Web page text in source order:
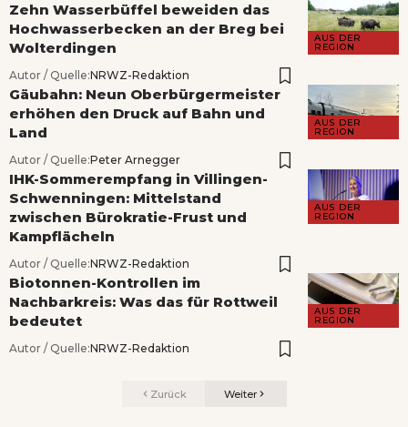
AUS DER
REGION
Zehn Wasserbüffel beweiden das
Hochwasserbecken an der Breg bei
Wolterdingen
Autor / Quelle:NRWZ-Redaktion
AUS DER
REGION
Gäubahn: Neun Oberbürgermeister
erhöhen den Druck auf Bahn und
Land
Autor / Quelle:Peter Arnegger
AUS DER
REGION
IHK-Sommerempfang in Villingen-
Schwenningen: Mittelstand
zwischen Bürokratie-Frust und
Kampflächeln
Autor / Quelle:NRWZ-Redaktion
AUS DER
REGION
Biotonnen-Kontrollen im
Nachbarkreis: Was das für Rottweil
bedeutet
Autor / Quelle:NRWZ-Redaktion
Zurück Weiter